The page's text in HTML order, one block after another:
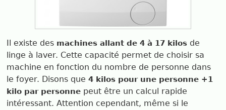
Il existe des machines allant de 4 à 17 kilos de
linge à laver. Cette capacité permet de choisir sa
machine en fonction du nombre de personne dans
le foyer. Disons que4 kilos pour une personne +1
kilo par personne peut être un calcul rapide
intéressant. Attention cependant, même si le